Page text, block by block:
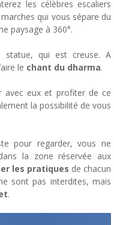
les célèbres escaliers
qui vous sépare du
paysage à 360°.
statue, qui est creuse. A
le chant du dharma.
avec eux et profiter de ce
la possibilité de vous
pour regarder, vous ne
la zone réservée aux
les pratiques de chacun
sont pas interdites, mais
.